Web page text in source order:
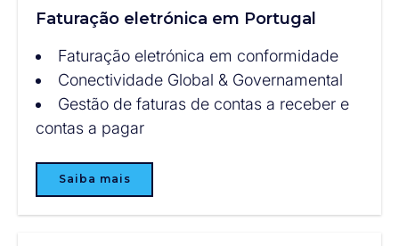
Faturação eletrónica em Portugal
Faturação eletrónica em conformidade
Conectividade Global & Governamental
Gestão de faturas de contas a receber e
contas a pagar
Saiba mais